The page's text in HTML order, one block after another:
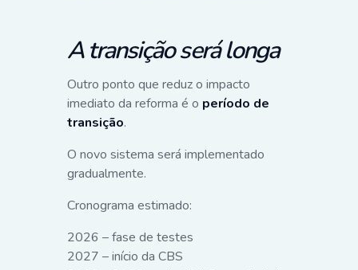
A transição será longa
Outro ponto que reduz o impacto
imediato da reforma é o período de
transição.
O novo sistema será implementado
gradualmente.
Cronograma estimado:
2026 – fase de testes
2027 – início da CBS